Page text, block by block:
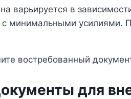
варьируется в
с минимальными усилиями.
востребованный
для